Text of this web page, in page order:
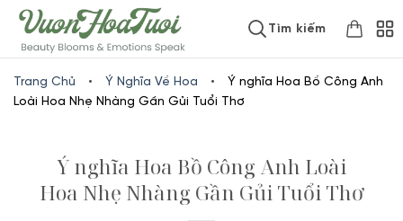
www.vuonhoatuoi.vnSkip
to
content
Tìm kiếm
Trang Chủ • Ý Nghĩa Về Hoa •
Ý nghĩa Hoa Bồ Công Anh
Loài Hoa Nhẹ Nhàng Gần Gủi Tuổi Thơ
Ý nghĩa Hoa Bồ Công Anh Loài
Hoa Nhẹ Nhàng Gần Gủi Tuổi Thơ